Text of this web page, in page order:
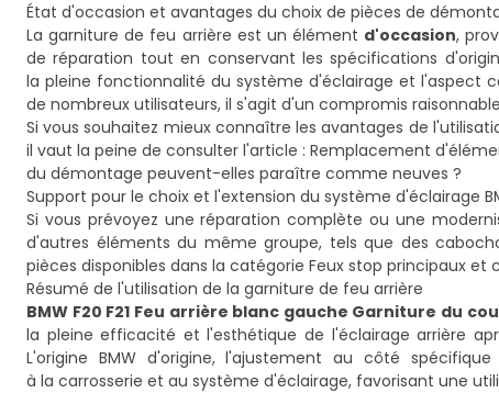
État d'occasion et avantages du choix de pièces de
La garniture de feu arrière est un élément d'occasion,
de réparation tout en conservant les spécifications
la pleine fonctionnalité du système d'éclairage et l'aspect
de nombreux utilisateurs, il s'agit d'un compromis
Si vous souhaitez mieux connaître les avantages de
il vaut la peine de consulter l'article :Remplacement
du démontage peuvent-elles paraître comme neuves ?
Support pour le choix et l'extension du système d'éclairage
Si vous prévoyez une réparation complète ou une
d'autres éléments du même groupe, tels que des
pièces disponibles dans la catégorie Feux stop principaux et
Résumé de l'utilisation de la garniture de feu arrière
BMW F20 F21 Feu arrière blanc gauche Garniture du
la pleine efficacité et l'esthétique de l'éclairage arrière
L'origine BMW d'origine, l'ajustement au côté
à la carrosserie et au système d'éclairage, favorisant une